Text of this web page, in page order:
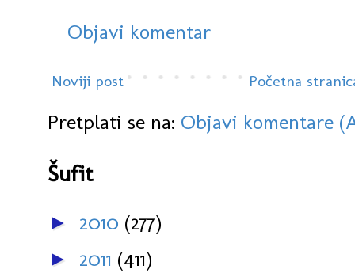
Objavi komentar
Noviji post Početna
Pretplati se na: Objavi komentare
Šufit
► 2010 (277)
► 2011 (411)